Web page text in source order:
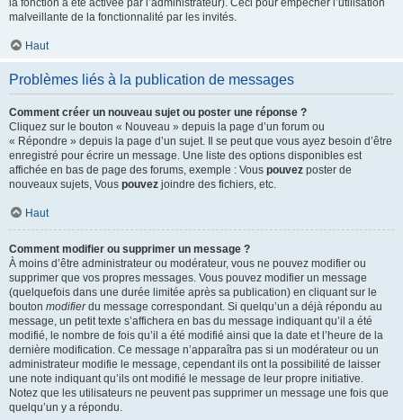
la fonction a été activée par l’administrateur). Ceci pour empêcher l’utilisation
malveillante de la fonctionnalité par les invités.
Haut
Problèmes liés à la publication de messages
Comment créer un nouveau sujet ou poster une réponse ?
Cliquez sur le bouton « Nouveau » depuis la page d’un forum ou
« Répondre » depuis la page d’un sujet. Il se peut que vous ayez besoin d’être
enregistré pour écrire un message. Une liste des options disponibles est
affichée en bas de page des forums, exemple : Vous pouvez poster de
nouveaux sujets, Vous pouvez joindre des fichiers, etc.
Haut
Comment modifier ou supprimer un message ?
À moins d’être administrateur ou modérateur, vous ne pouvez modifier ou
supprimer que vos propres messages. Vous pouvez modifier un message
(quelquefois dans une durée limitée après sa publication) en cliquant sur le
bouton modifierdu message correspondant. Si quelqu’un a déjà répondu au
message, un petit texte s’affichera en bas du message indiquant qu’il a été
modifié, le nombre de fois qu’il a été modifié ainsi que la date et l’heure de la
dernière modification. Ce message n’apparaîtra pas si un modérateur ou un
administrateur modifie le message, cependant ils ont la possibilité de laisser
une note indiquant qu’ils ont modifié le message de leur propre initiative.
Notez que les utilisateurs ne peuvent pas supprimer un message une fois que
quelqu’un y a répondu.